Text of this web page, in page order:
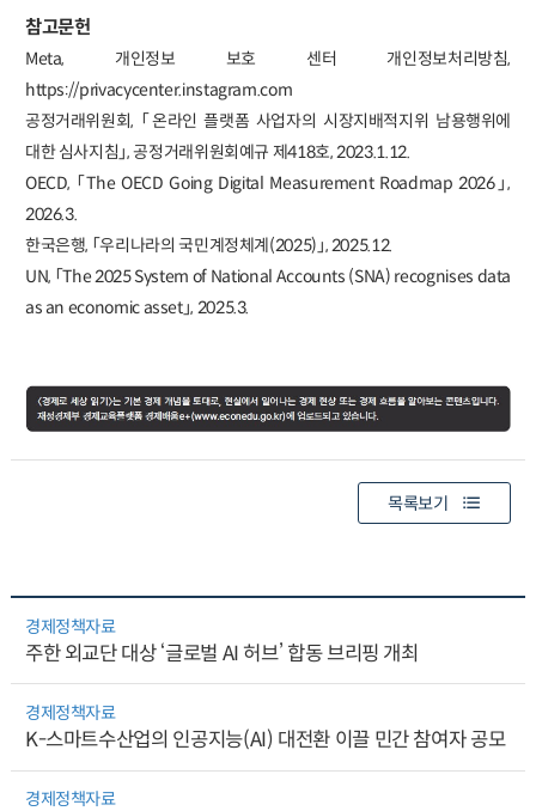
참고문헌
Meta, 개인정보 보호 센터 개인정보처리방침,
https://privacycenter.instagram.com
공정거래위원회, 「온라인 플랫폼 사업자의 시장지배적지위 남용행위에
대한 심사지침」, 공정거래위원회예규 제418호, 2023.1.12.
OECD, 「The OECD Going Digital Measurement Roadmap 2026」,
2026.3.
한국은행, 「우리나라의 국민계정체계(2025)」, 2025.12.
UN, 「The 2025 System of National Accounts (SNA) recognises data
as an economic asset」, 2025.3.
목록보기
경제정책자료
주한 외교단 대상 ‘글로벌 AI 허브’ 합동 브리핑 개최
경제정책자료
K-스마트수산업의 인공지능(AI) 대전환 이끌 민간 참여자 공모
경제정책자료